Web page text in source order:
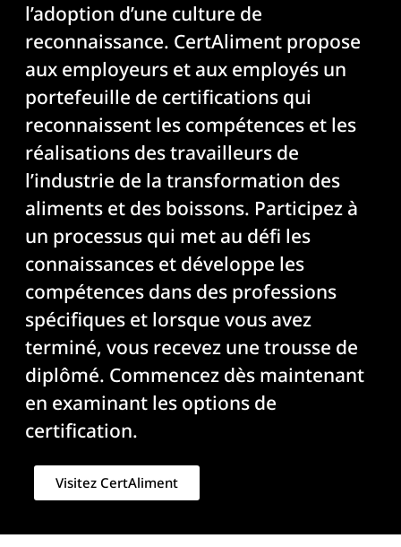
l’adoption d’une culture de
reconnaissance. CertAliment propose
aux employeurs et aux employés un
portefeuille de certifications qui
reconnaissent les compétences et les
réalisations des travailleurs de
l’industrie de la transformation des
aliments et des boissons. Participez à
un processus qui met au défi les
connaissances et développe les
compétences dans des professions
spécifiques et lorsque vous avez
terminé, vous recevez une trousse de
diplômé. Commencez dès maintenant
en examinant les options de
certification.
Visitez CertAliment